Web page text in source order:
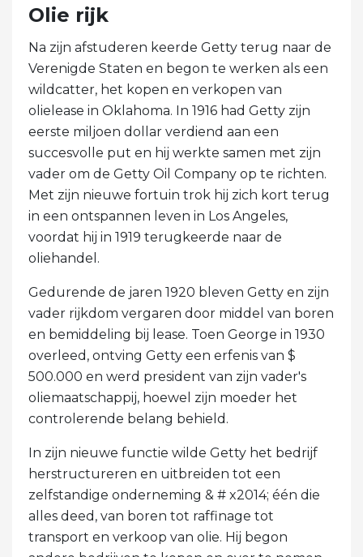
Olie rijk
Na zijn afstuderen keerde Getty terug naar de
Verenigde Staten en begon te werken als een
wildcatter, het kopen en verkopen van
olielease in Oklahoma. In 1916 had Getty zijn
eerste miljoen dollar verdiend aan een
succesvolle put en hij werkte samen met zijn
vader om de Getty Oil Company op te richten.
Met zijn nieuwe fortuin trok hij zich kort terug
in een ontspannen leven in Los Angeles,
voordat hij in 1919 terugkeerde naar de
oliehandel.
Gedurende de jaren 1920 bleven Getty en zijn
vader rijkdom vergaren door middel van boren
en bemiddeling bij lease. Toen George in 1930
overleed, ontving Getty een erfenis van $
500.000 en werd president van zijn vader's
oliemaatschappij, hoewel zijn moeder het
controlerende belang behield.
In zijn nieuwe functie wilde Getty het bedrijf
herstructureren en uitbreiden tot een
zelfstandige onderneming & # x2014; één die
alles deed, van boren tot raffinage tot
transport en verkoop van olie. Hij begon